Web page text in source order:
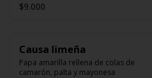
$9.000
Causa limeña
Papa amarilla rellena de colas de
camarón, palta y mayonesa